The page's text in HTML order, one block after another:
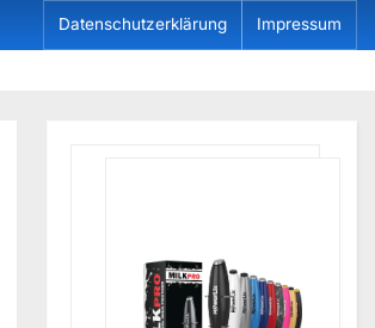
Datenschutzerklärung Impressum